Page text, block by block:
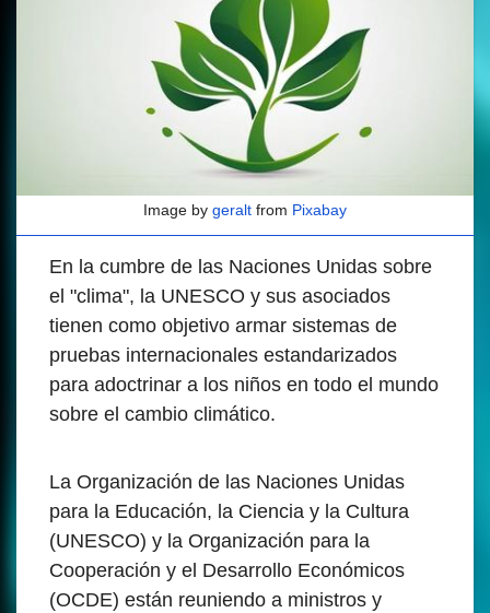
Image by geralt from Pixabay
En la cumbre de las Naciones Unidas sobre
el "clima", la UNESCO y sus asociados
tienen como objetivo armar sistemas de
pruebas internacionales estandarizados
para adoctrinar a los niños en todo el mundo
sobre el cambio climático.
La Organización de las Naciones Unidas
para la Educación, la Ciencia y la Cultura
(UNESCO) y la Organización para la
Cooperación y el Desarrollo Económicos
(OCDE) están reuniendo a ministros y